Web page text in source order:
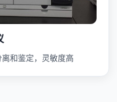
和鉴定，灵敏度高